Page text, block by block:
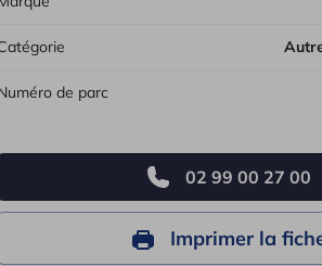
Catégorie
Numéro de parc
02 99 00 27 00
Imprimer la